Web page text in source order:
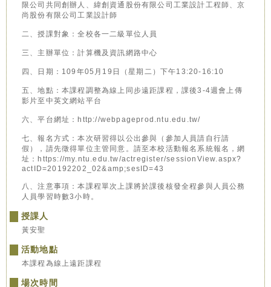
限公司共同創辦人、緯創資通股份有限公司工業設計工程師、京
尚股份有限公司工業設計師
二、授課對象：全校各一二級單位人員
三、主辦單位：計算機及資訊網路中心
四、日期：109年05月19日（星期二）下午13:20-16:10
五、地點：本課程調整為線上同步遠距課程，課後3-4週會上傳
影片至中英文網站平台
六、平台網址：http://webpageprod.ntu.edu.tw/
七、報名方式：本次研習得以公出參與（參加人員請自行請
假），請先徵得單位主管同意。請至本校活動報名系統報名，網
址：https://my.ntu.edu.tw/actregister/sessionView.aspx?
actID=20192202_02&amp;sesID=43
八、注意事項：本課程單次上課將於課後核發全程參與人員公務
人員學習時數3小時。
授課人
黃安聖
活動地點
本課程為線上遠距課程
場次時間